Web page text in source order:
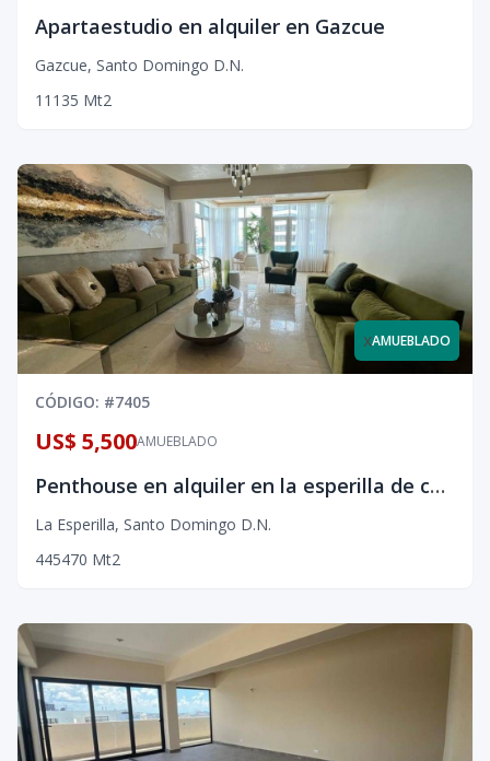
Apartaestudio en alquiler en Gazcue
Gazcue, Santo Domingo D.N.
1 1 1 35 Mt2
xAMUEBLADO
CÓDIGO: #7405
AMUEBLADO
US$ 5,500
Penthouse en alquiler en la esperilla de cuatro habitaciones
La Esperilla, Santo Domingo D.N.
445470 Mt2